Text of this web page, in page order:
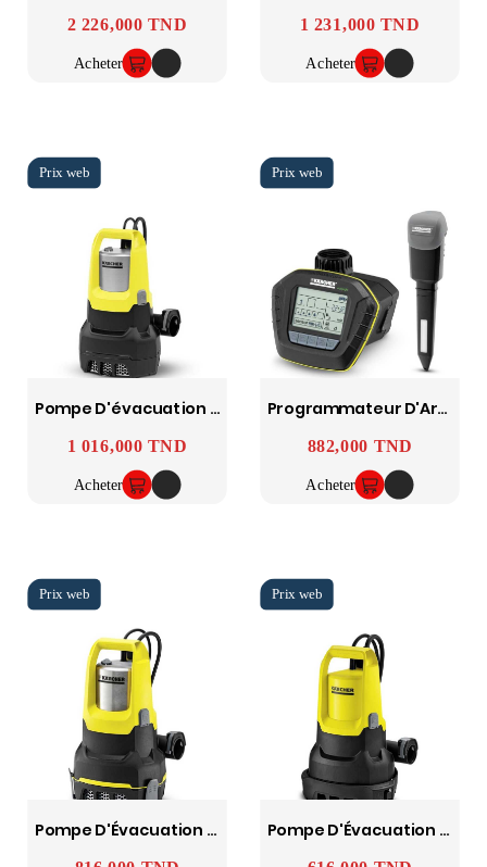
Prix
2 226,000 TND
Acheter
Prix
1 231,000 TND
Acheter
Pompe D'évacuation Pour Eaux Chargées SP 22.000 Dirt - KARCHER
Prix
1 016,000 TND
Acheter
Programmateur D'Arrosage ST6 AUTO KARCHER
Prix
882,000 TND
Acheter
Pompe D'Évacuation Aspirant À Plat Sp 6 Flat Inox KARCHER Pompe D'Évacuation Pour Eaux Chargées Aspirant À Plat Sp 5 Dual KARCHER